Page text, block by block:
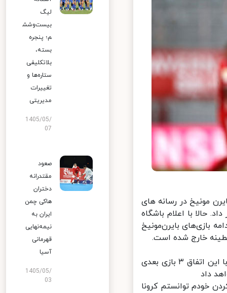
مونیخ در رسانه های
حالا با اعلام باشگاه
بازی‌های بایرن‌مونیخ
کیمیش که پس از بازی مقابل فرایبورگ دیگر پیراهن بایرن را به تن نکرده، با این اتفاق ۳ بازی بعدی
داد
توانستم کرونا
لیگ
بیست‌وشش
م؛ پنجره
بسته،
بلاتکلیفی
ستاره‌ها و
تغییرات
مدیریتی
1405/05/
07
صعود
مقتدرانه
دختران
هاکی چمن
ایران به
نیمه‌نهایی
قهرمانی
آسیا
1405/05/
03